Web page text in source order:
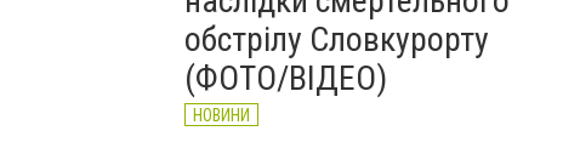
обстрілу Словкурорту
(ФОТО/ВІДЕО)
НОВИНИ